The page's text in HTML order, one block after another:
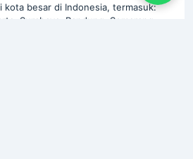
kota besar di Indonesia, termasuk:
Surabaya, Bandung, Semarang,